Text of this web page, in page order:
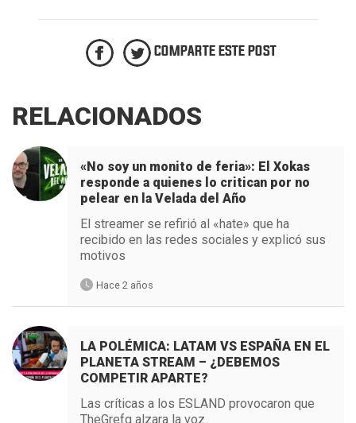
COMPARTE ESTE POST
RELACIONADOS
«No soy un monito de feria»: El Xokas
responde a quienes lo critican por no
pelear en la Velada del Año
El streamer se refirió al «hate» que ha
recibido en las redes sociales y explicó sus
motivos
Hace 2 años
LA POLÉMICA: LATAM VS ESPAÑA EN EL
PLANETA STREAM – ¿DEBEMOS
COMPETIR APARTE?
Las críticas a los ESLAND provocaron que
TheGrefg alzara la voz.